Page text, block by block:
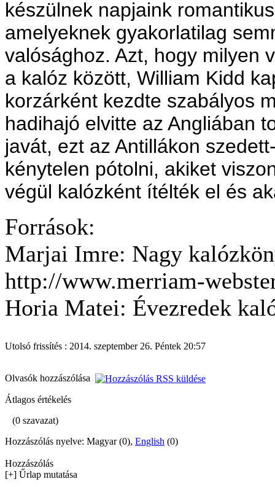
készülnek napjaink
amelyeknek gyakorlatilag
valósághoz. Azt, hogy milyen
a kalóz között, William Kidd
korzárként kezdte szabályos
hadihajó elvitte az Angliában
javát, ezt az Antillákon
kénytelen pótolni, akiket
végül kalózként ítélték el és
Források:
Marjai Imre: Nagy
http://www.merriam-
Horia Matei: Évezredek
Utolsó frissítés : 2014. szeptember 26. Péntek 20:57
Olvasók hozzászólása
Átlagos értékelés
(0 szavazat)
Hozzászólás nyelve: Magyar (0), English (0)
Hozzászólás
[+] Űrlap mutatása